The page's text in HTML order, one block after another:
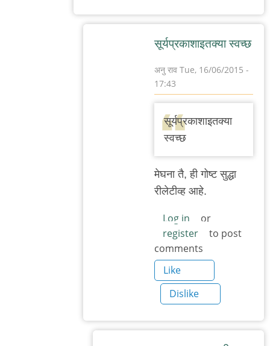
सूर्यप्रकाशाइतक्या स्वच्छ
अनु राव Tue, 16/06/2015 -
17:43
reply
to
खेद
वाटला.
काही
by
मेघना
भुस्कुटे
सूर्यप्रकाशाइतक्या
स्वच्छ
मेघना तै, ही गोष्ट सुद्धा
रीलेटीव्ह आहे.
Log in
or
register
to post
comments
Like
Dislike